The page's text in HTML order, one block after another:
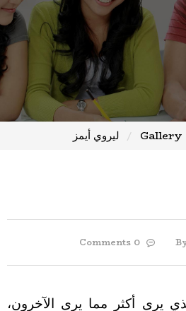
Gallery ليروي أيمز
يرى أكثر مما يرى الآخرون،